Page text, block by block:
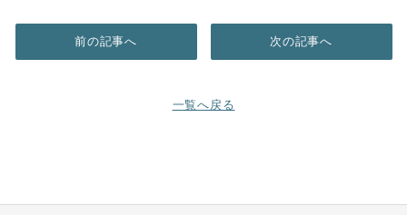
前の記事へ
一覧へ戻る
次の記事へ